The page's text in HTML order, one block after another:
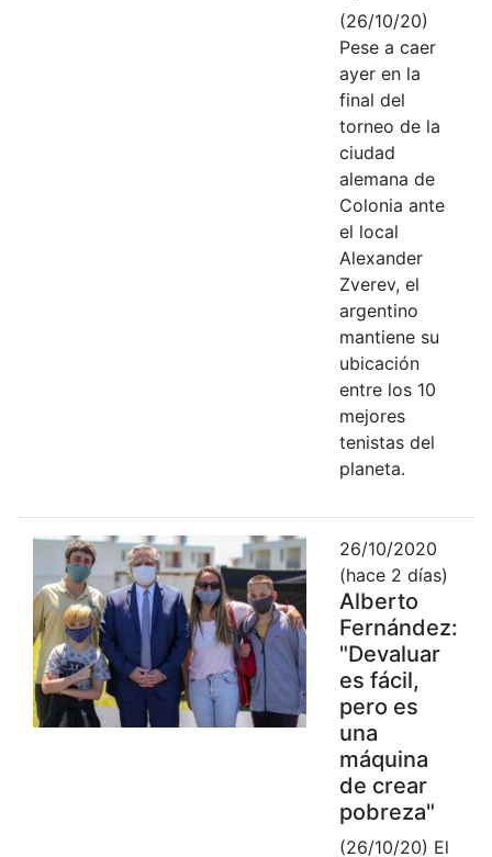
(26/10/20)
Pese a caer
ayer en la
final del
torneo de la
ciudad
alemana de
Colonia ante
el local
Alexander
Zverev, el
argentino
mantiene su
ubicación
entre los 10
mejores
tenistas del
planeta.
26/10/2020
(hace 2 días)
Alberto
Fernández:
"Devaluar
es fácil,
pero es
una
máquina
de crear
pobreza"
(26/10/20) El